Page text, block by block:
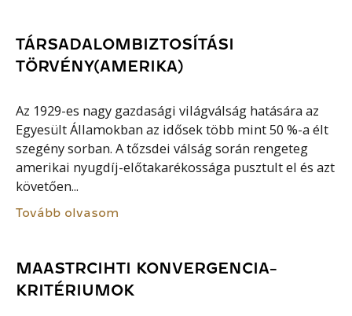
TÁRSADALOMBIZTOSÍTÁSI
TÖRVÉNY(AMERIKA)
Az 1929-es nagy gazdasági világválság hatására az
Egyesült Államokban az idősek több mint 50 %-a élt
szegény sorban. A tőzsdei válság során rengeteg
amerikai nyugdíj-előtakarékossága pusztult el és azt
követően...
Tovább olvasom
MAASTRCIHTI KONVERGENCIA-
KRITÉRIUMOK